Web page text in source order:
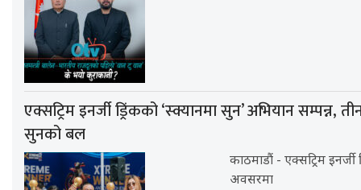
एक्सट्रिम इनर्जी ड्रिंकको ‘स्क्यानमा सुन’ अभियान सम्पन्न,
सुनको बल
काठमाडौं - एक्सट्रिम
अवसरमा